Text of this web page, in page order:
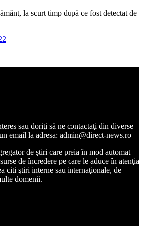
la scurt timp după ce fost detectat de
sau doriţi să ne contactaţi din diverse
email la adresa: admin@direct-news.ro
de ştiri care preia în mod automat
de încredere pe care le aduce în atenţia
citi ştiri interne sau internaţionale, de
domenii.